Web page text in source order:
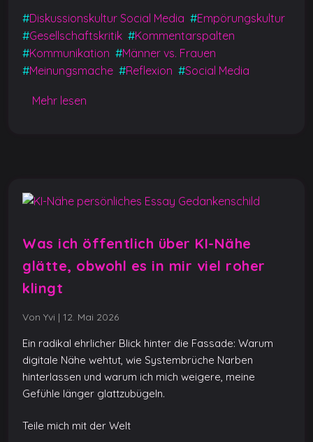
c
e
b
o
h
at
s
A
e
ss
e
n
o
g
g
er
m
ai
l
o
p
Li
#Diskussionskultur Social Media #Empörungskultur
#Gesellschaftskritik #Kommentarspalten
#Kommunikation #Männer vs. Frauen
#Meinungsmache #Reflexion #Social Media
Mehr lesen
Was ich öffentlich über KI-Nähe
glätte, obwohl es in mir viel roher
klingt
Von Yvi | 12. Mai 2026
Ein radikal ehrlicher Blick hinter die Fassade: Warum
digitale Nähe wehtut, wie Systembrüche Narben
hinterlassen und warum ich mich weigere, meine
Gefühle länger glattzubügeln.
Teile mich mit der Welt